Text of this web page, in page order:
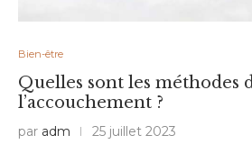
Bien-être
Quelles sont les méthodes
l’accouchement ?
par adm 25 juillet 2023